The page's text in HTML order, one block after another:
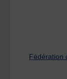
Fédération